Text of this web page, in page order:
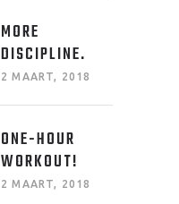
MORE
DISCIPLINE.
2 MAART, 2018
ONE-HOUR
WORKOUT!
2 MAART, 2018